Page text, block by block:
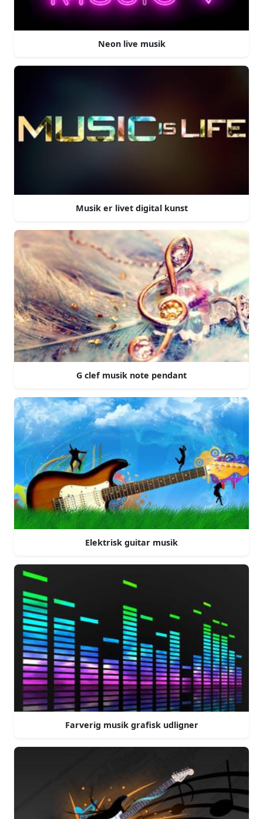
Neon live musik
Musik er livet digital kunst
G clef musik note pendant
Elektrisk guitar musik
Farverig musik grafisk udligner